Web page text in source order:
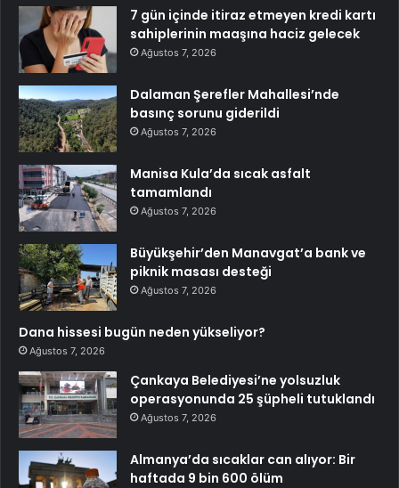
7 gün içinde itiraz etmeyen kredi kartı
sahiplerinin maaşına haciz gelecek
Ağustos 7, 2026
Dalaman Şerefler Mahallesi’nde
basınç sorunu giderildi
Ağustos 7, 2026
Manisa Kula’da sıcak asfalt
tamamlandı
Ağustos 7, 2026
Büyükşehir’den Manavgat’a bank ve
piknik masası desteği
Ağustos 7, 2026
Dana hissesi bugün neden yükseliyor?
Ağustos 7, 2026
Çankaya Belediyesi’ne yolsuzluk
operasyonunda 25 şüpheli tutuklandı
Ağustos 7, 2026
Almanya’da sıcaklar can alıyor: Bir
haftada 9 bin 600 ölüm